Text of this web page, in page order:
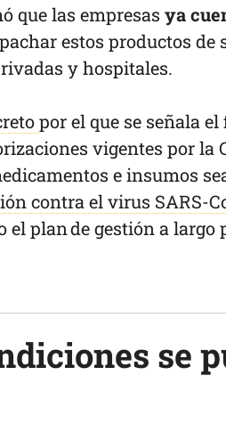
que las empresas ya
estos productos de
y hospitales.
por el que se señala
vigentes por la
e insumos
contra el virus SARS-
el plan de gestión a largo
se